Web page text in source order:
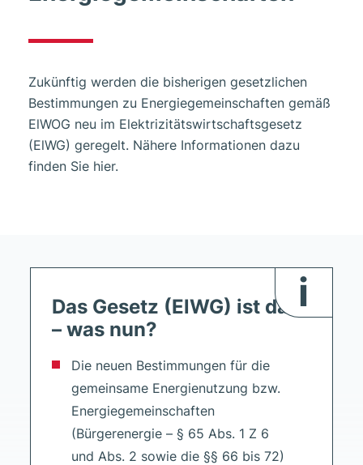
Zukünftig werden die bisherigen gesetzlichen
Bestimmungen zu Energiegemeinschaften gemäß
ElWOG neu im Elektrizitätswirtschaftsgesetz
(ElWG) geregelt. Nähere Informationen dazu
finden Sie hier.
i
Das Gesetz (ElWG) ist da
– was nun?
Die neuen Bestimmungen für die
gemeinsame Energienutzung bzw.
Energiegemeinschaften
(Bürgerenergie – § 65 Abs. 1 Z 6
und Abs. 2 sowie die §§ 66 bis 72)